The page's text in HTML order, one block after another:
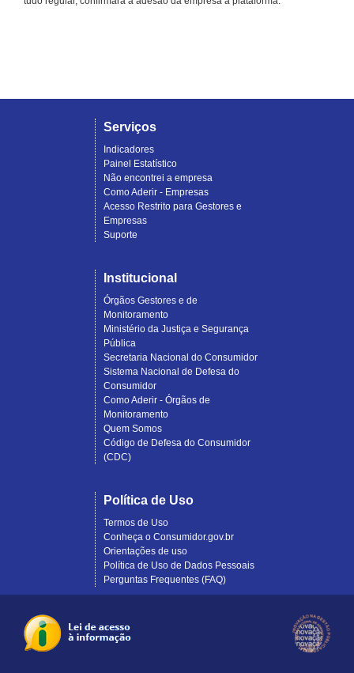
Serviços
Indicadores
Painel Estatístico
Não encontrei a empresa
Como Aderir - Empresas
Acesso Restrito para Gestores e
Empresas
Suporte
Institucional
Órgãos Gestores e de
Monitoramento
Ministério da Justiça e Segurança
Pública
Secretaria Nacional do Consumidor
Sistema Nacional de Defesa do
Consumidor
Como Aderir - Órgãos de
Monitoramento
Quem Somos
Código de Defesa do Consumidor
(CDC)
Política de Uso
Termos de Uso
Conheça o Consumidor.gov.br
Orientações de uso
Política de Uso de Dados Pessoais
Perguntas Frequentes (FAQ)